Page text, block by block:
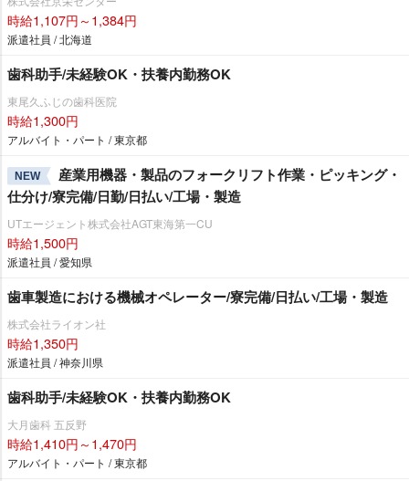
時給1,107円～1,384円
派遣社員 / 北海道
歯科助手/未経験OK・扶養内勤務OK
東尾久ふじの歯科医院
時給1,300円
アルバイト・パート / 東京都
NEW
産業用機器・製品のフォークリフト作業・ピッキング・
仕分け/寮完備/日勤/日払い/工場・製造
UTエージェント株式会社AGT東海第一CU
時給1,500円
派遣社員 / 愛知県
歯車製造における機械オペレーター/寮完備/日払い/工場・製造
株式会社ライオン社
時給1,350円
派遣社員 / 神奈川県
歯科助手/未経験OK・扶養内勤務OK
大月歯科 五反野
時給1,410円～1,470円
アルバイト・パート / 東京都